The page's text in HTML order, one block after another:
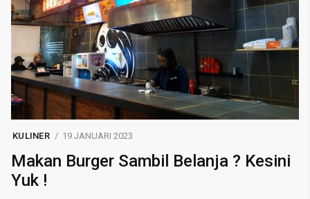
KULINER 19 JANUARI 2023
Makan Burger Sambil Belanja ? Kesini
Yuk !